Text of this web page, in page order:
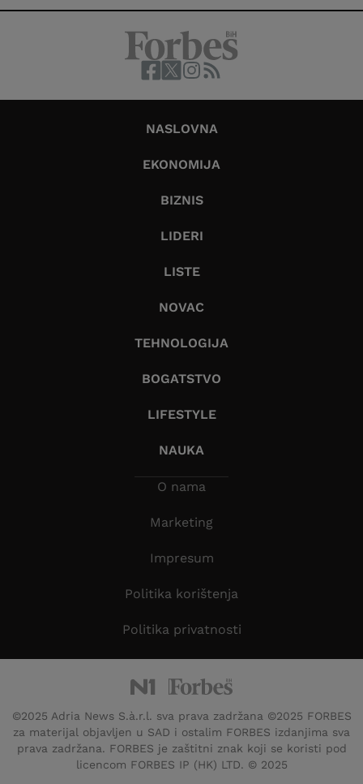
NASLOVNA
EKONOMIJA
BIZNIS
LIDERI
LISTE
NOVAC
TEHNOLOGIJA
BOGATSTVO
LIFESTYLE
NAUKA
O nama
Marketing
Impresum
Politika korištenja
Politika privatnosti
©2025 Adria News S.à.r.l. sva prava zadržana ©2025 FORBES
za materijal objavljen u SAD i ostalim FORBES izdanjima sva
prava zadržana. FORBES je zaštitni znak koji se koristi pod
licencom FORBES IP (HK) LTD. © 2025